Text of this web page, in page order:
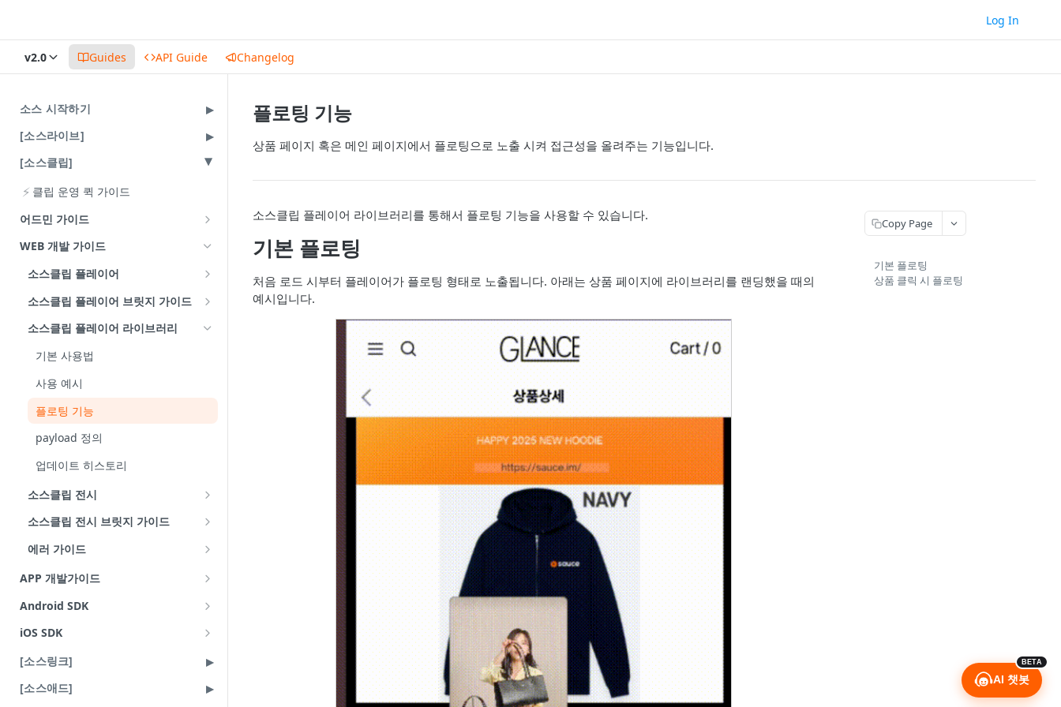
Log In
v2.0 Guides API Guide Changelog
소스 시작하기
[소스라이브]
[소스클립]
⚡ 클립 운영 퀵 가이드
어드민 가이드
클립 채널 설정
클립 업로드
클립 목록과 상세 화면
상품 등록과 관리
댓글 관리
리워드 등록과 연결
대시보드
소스클립 플레이어
[클립부스터] 어드민 가이드
WEB 개발 가이드
소스클립 플레이어
소스클립 연동 가이드
소스클립 플레이어 브릿지 가이드
payload 가이드
상품 클릭 동작 제어
공유하기 동작 제어
닫기 동작 제어
소스클립 플레이어 라이브러리
기본 사용법
사용 예시
플로팅 기능
payload 정의
업데이트 히스토리
소스클립 전시
전시 기본 사용법
전시 모듈화 사용법
전시 사용 예시
소스클립 전시 브릿지 가이드
payload 정의
에러 가이드
소스클립 브릿지 에러 메시지
payload
APP 개발가이드
Android 웹뷰 연동
iOS 웹뷰 연동
Android SDK
업데이트 히스토리
하이브리드 연동
iOS SDK
업데이트 히스토리
하이브리드 연동
[소스링크]
[소스애드]
플로팅 기능
상품 페이지 혹은 메인 페이지에서 플로팅으로 노출 시켜 접근성을 올려주는 기능입니다.
소스클립 플레이어 라이브러리를 통해서 플로팅 기능을 사용할 수 있습니다.
기본 플로팅
처음 로드 시부터 플레이어가 플로팅 형태로 노출됩니다. 아래는 상품 페이지에 라이브러리를 랜딩했을 때의
예시입니다.
Copy Page
기본 플로팅
상품 클릭 시 플로팅
BETA
AI 챗봇